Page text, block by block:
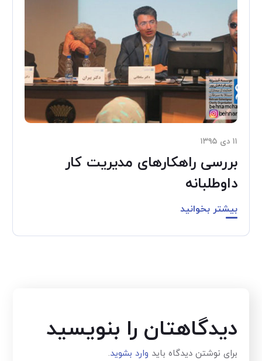
۱۱ دی ۱۳۹۵
بررسی راهكارهای مدیریت كار
داوطلبانه
بیشتر بخوانید
دیدگاهتان را بنویسید
برای نوشتن دیدگاه باید وارد بشوید.